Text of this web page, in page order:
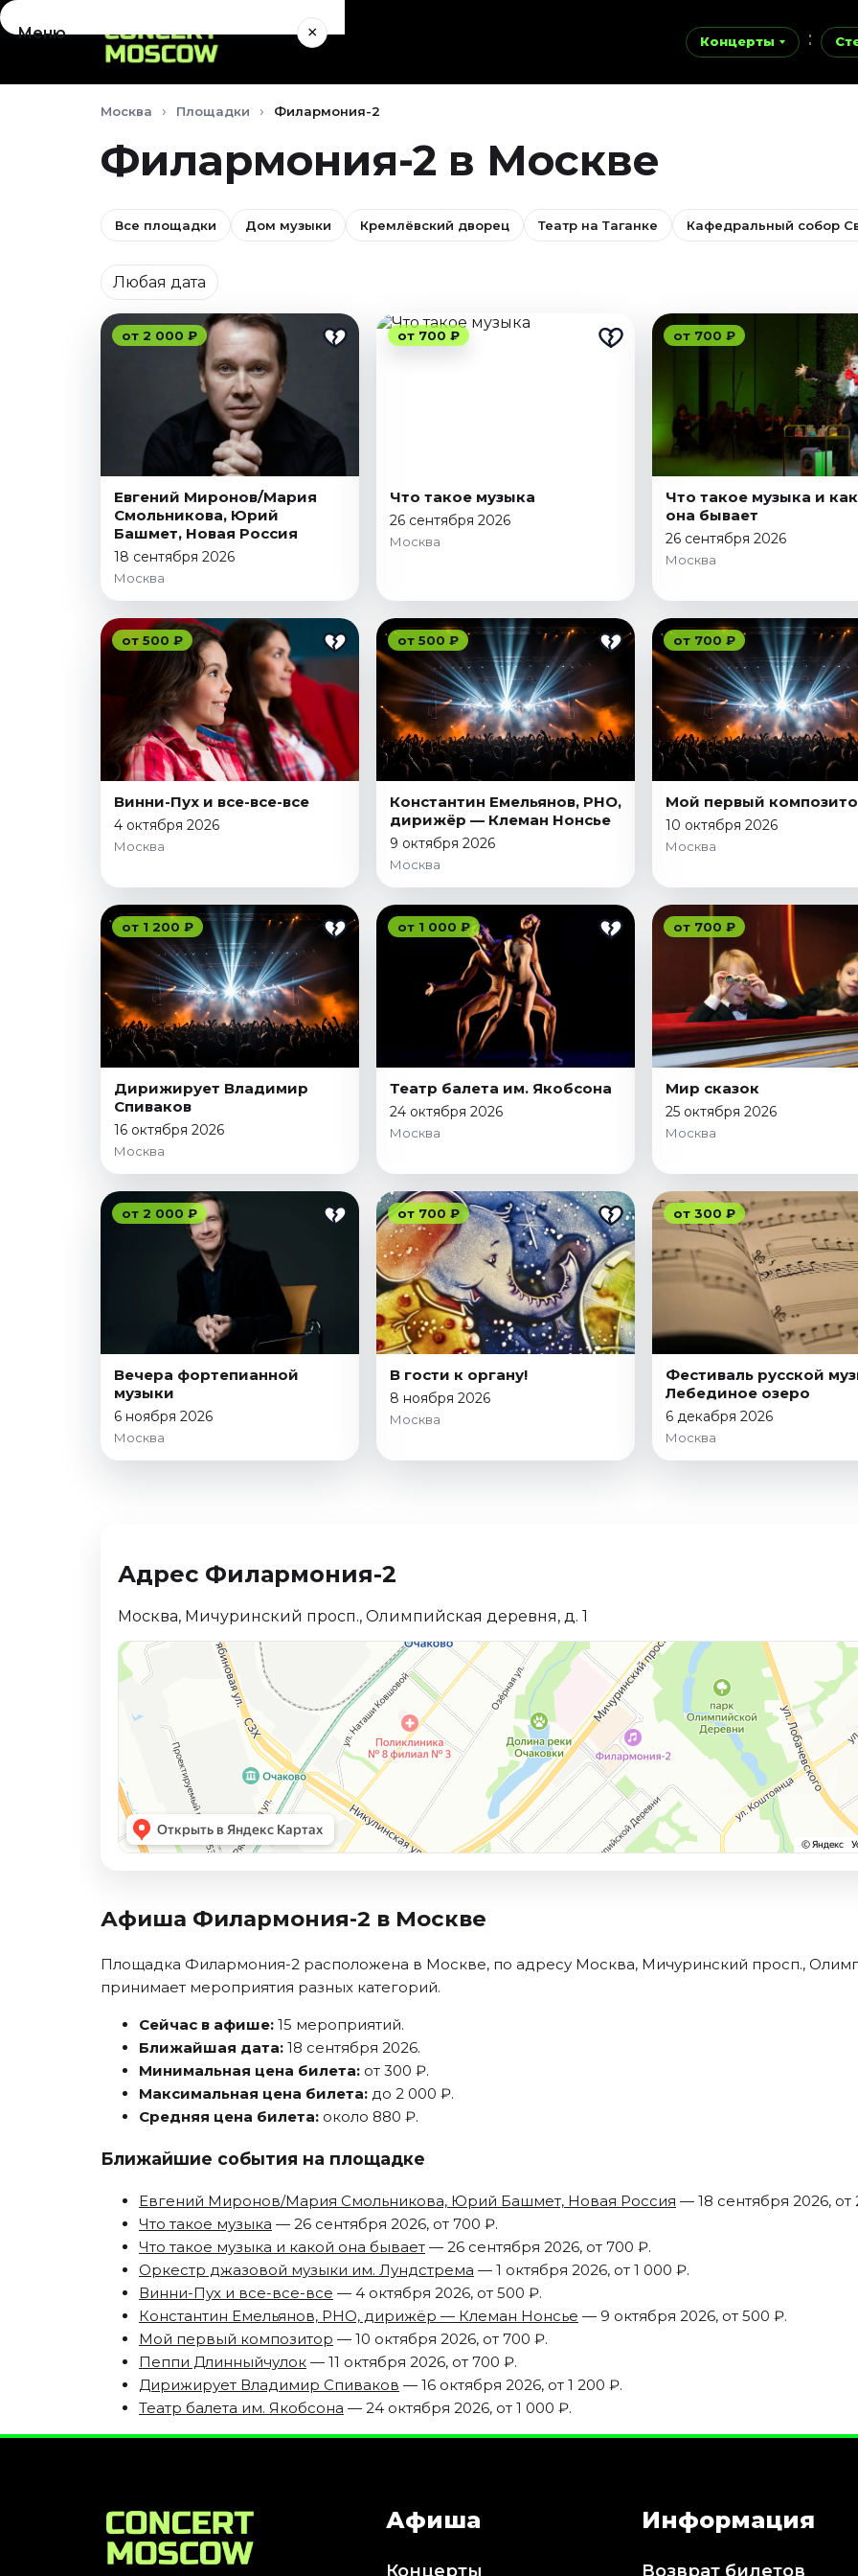
Концерты
Меню ×
Концерты
Август 2026
Октябрь 2026
Декабрь 2026
Январь 2027
Сентябрь 2026
Сентябрь 2026
Октябрь 2026
Ноябрь 2026
Декабрь 2026
Сентябрь 2026
Декабрь 2026
Сентябрь 2026
Август 2026
Сентябрь 2026
Октябрь 2026
Август 2026
Сентябрь 2026
Октябрь 2026
Декабрь 2026
Москва Площадки Филармония-2
Филармония-2 в Москве
Все площадки Дом музыки Кремлёвский дворец Театр на Таганке Кафедральный собор
Дата
Любая дата
от 2 000 ₽
Евгений Миронов/Мария
Смольникова, Юрий
Башмет, Новая Россия
18 сентября 2026
Москва
от 700 ₽
Что такое музыка
26 сентября 2026
Москва
от 700 ₽
Что такое музыка и
она бывает
26 сентября 2026
Москва
от 500 ₽
Винни-Пух и все-все-все
4 октября 2026
Москва
от 500 ₽
Константин Емельянов, РНО,
дирижёр — Клеман Нонсье
9 октября 2026
Москва
от 700 ₽
Мой первый
10 октября 2026
Москва
от 1 200 ₽
Дирижирует Владимир
Спиваков
16 октября 2026
Москва
от 1 000 ₽
Театр балета им. Якобсона
24 октября 2026
Москва
от 700 ₽
Мир сказок
25 октября 2026
Москва
от 2 000 ₽
Вечера фортепианной
музыки
6 ноября 2026
Москва
от 700 ₽
В гости к органу!
8 ноября 2026
Москва
от 300 ₽
Фестиваль русской
Лебединое озеро
6 декабря 2026
Москва
Адрес Филармония-2
Москва, Мичуринский просп., Олимпийская деревня, д. 1
Афиша Филармония-2 в Москве
Площадка Филармония-2 расположена в Москве, по адресу Москва, Мичуринский просп.,
принимает мероприятия разных категорий.
Сейчас в афише: 15 мероприятий.
Ближайшая дата: 18 сентября 2026.
Минимальная цена билета: от 300 ₽.
Максимальная цена билета: до 2 000 ₽.
Средняя цена билета: около 880 ₽.
Ближайшие события на площадке
Евгений Миронов/Мария Смольникова, Юрий Башмет, Новая Россия — 18 сентября 2026, от
Что такое музыка — 26 сентября 2026, от 700 ₽.
Что такое музыка и какой она бывает — 26 сентября 2026, от 700 ₽.
Оркестр джазовой музыки им. Лундстрема — 1 октября 2026, от 1 000 ₽.
Винни-Пух и все-все-все — 4 октября 2026, от 500 ₽.
Константин Емельянов, РНО, дирижёр — Клеман Нонсье — 9 октября 2026, от 500 ₽.
Мой первый композитор — 10 октября 2026, от 700 ₽.
Пеппи Длинныйчулок — 11 октября 2026, от 700 ₽.
Дирижирует Владимир Спиваков — 16 октября 2026, от 1 200 ₽.
Театр балета им. Якобсона — 24 октября 2026, от 1 000 ₽.
Афиша
Концерты
Информация
Возврат билетов